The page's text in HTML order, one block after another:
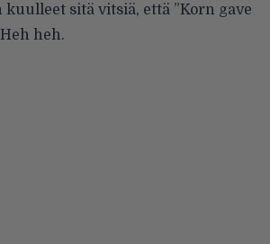
sitä vitsiä, että ”Korn gave
heh.